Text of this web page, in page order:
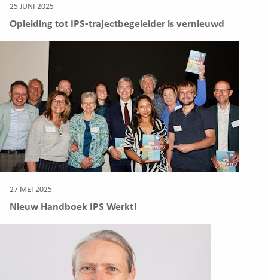
25 JUNI 2025
Opleiding tot IPS-trajectbegeleider is vernieuwd
27 MEI 2025
Nieuw Handboek IPS Werkt!